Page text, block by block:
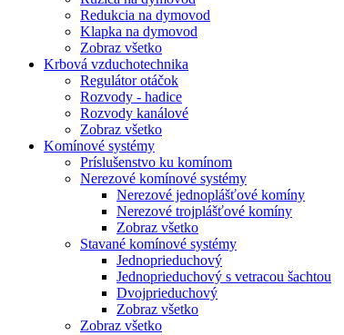
Redukcia na dymovod
Klapka na dymovod
Zobraz všetko
Krbová vzduchotechnika
Regulátor otáčok
Rozvody - hadice
Rozvody kanálové
Zobraz všetko
Komínové systémy
Príslušenstvo ku komínom
Nerezové komínové systémy
Nerezové jednoplášťové komíny
Nerezové trojplášťové komíny
Zobraz všetko
Stavané komínové systémy
Jednoprieduchový
Jednoprieduchový s vetracou šachtou
Dvojprieduchový
Zobraz všetko
Zobraz všetko